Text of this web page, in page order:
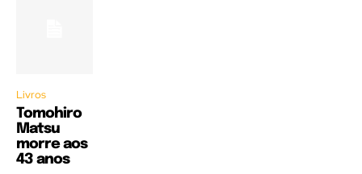
Livros
Tomohiro
Matsu
morre aos
43 anos